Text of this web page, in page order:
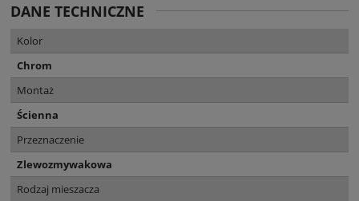
DANE TECHNICZNE
Kolor
Chrom
Montaż
Ścienna
Przeznaczenie
Zlewozmywakowa
Rodzaj mieszacza